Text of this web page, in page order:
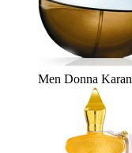
Men Donna Karan